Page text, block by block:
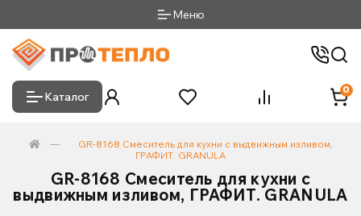
Меню
Каталог
0
GR-8168 Смеситель для кухни с выдвижным изливом,
ГРАФИТ. GRANULA
GR-8168 Смеситель для кухни с
выдвижным изливом, ГРАФИТ. GRANULA